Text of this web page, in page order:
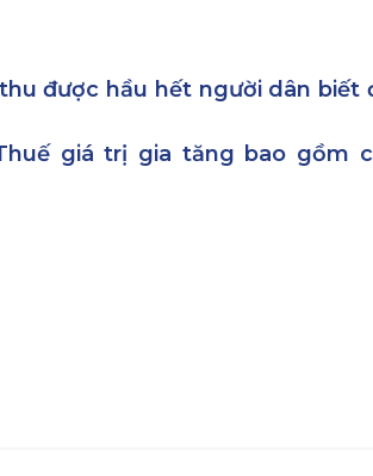
được hầu hết người dân
giá trị gia tăng bao gồm